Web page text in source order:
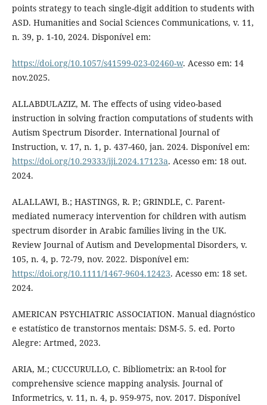
points strategy to teach single-digit addition to students with
ASD. Humanities and Social Sciences Communications, v. 11,
n. 39, p. 1-10, 2024. Disponível em:
https://doi.org/10.1057/s41599-023-02460-w. Acesso em: 14
nov.2025.
ALLABDULAZIZ, M. The effects of using video-based
instruction in solving fraction computations of students with
Autism Spectrum Disorder. International Journal of
Instruction, v. 17, n. 1, p. 437-460, jan. 2024. Disponível em:
https://doi.org/10.29333/iji.2024.17123a. Acesso em: 18 out.
2024.
ALALLAWI, B.; HASTINGS, R. P.; GRINDLE, C. Parent-
mediated numeracy intervention for children with autism
spectrum disorder in Arabic families living in the UK.
Review Journal of Autism and Developmental Disorders, v.
105, n. 4, p. 72-79, nov. 2022. Disponível em:
https://doi.org/10.1111/1467-9604.12423. Acesso em: 18 set.
2024.
AMERICAN PSYCHIATRIC ASSOCIATION. Manual diagnóstico
e estatístico de transtornos mentais: DSM-5. 5. ed. Porto
Alegre: Artmed, 2023.
ARIA, M.; CUCCURULLO, C. Bibliometrix: an R-tool for
comprehensive science mapping analysis. Journal of
Informetrics, v. 11, n. 4, p. 959-975, nov. 2017. Disponível